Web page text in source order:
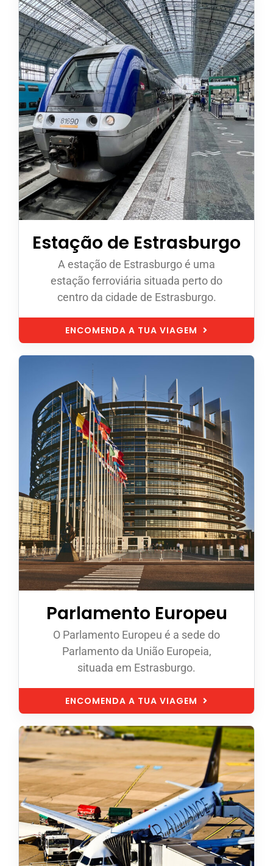
Appeler avec Whatsapp
+33 3 88 36 13 13
Português
Estação de Estrasburgo
A estação de Estrasburgo é uma
estação ferroviária situada perto do
centro da cidade de Estrasburgo.
ENCOMENDA A TUA VIAGEM
Parlamento Europeu
O Parlamento Europeu é a sede do
Parlamento da União Europeia,
situada em Estrasburgo.
ENCOMENDA A TUA VIAGEM